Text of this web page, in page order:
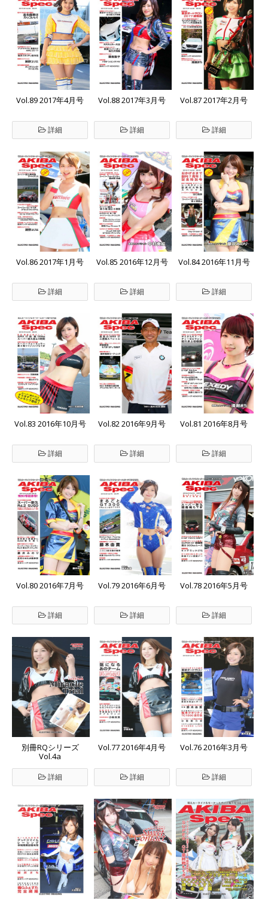
Vol.89 2017年4月号
詳細
Vol.88 2017年3月号
詳細
Vol.87 2017年2月号
詳細
Vol.86 2017年1月号
詳細
Vol.85 2016年12月号
詳細
Vol.84 2016年11月号
詳細
Vol.83 2016年10月号
詳細
Vol.82 2016年9月号
詳細
Vol.81 2016年8月号
詳細
Vol.80 2016年7月号
詳細
Vol.79 2016年6月号
詳細
Vol.78 2016年5月号
詳細
別冊RQシリーズ
Vol.4a
詳細
Vol.77 2016年4月号
詳細
Vol.76 2016年3月号
詳細